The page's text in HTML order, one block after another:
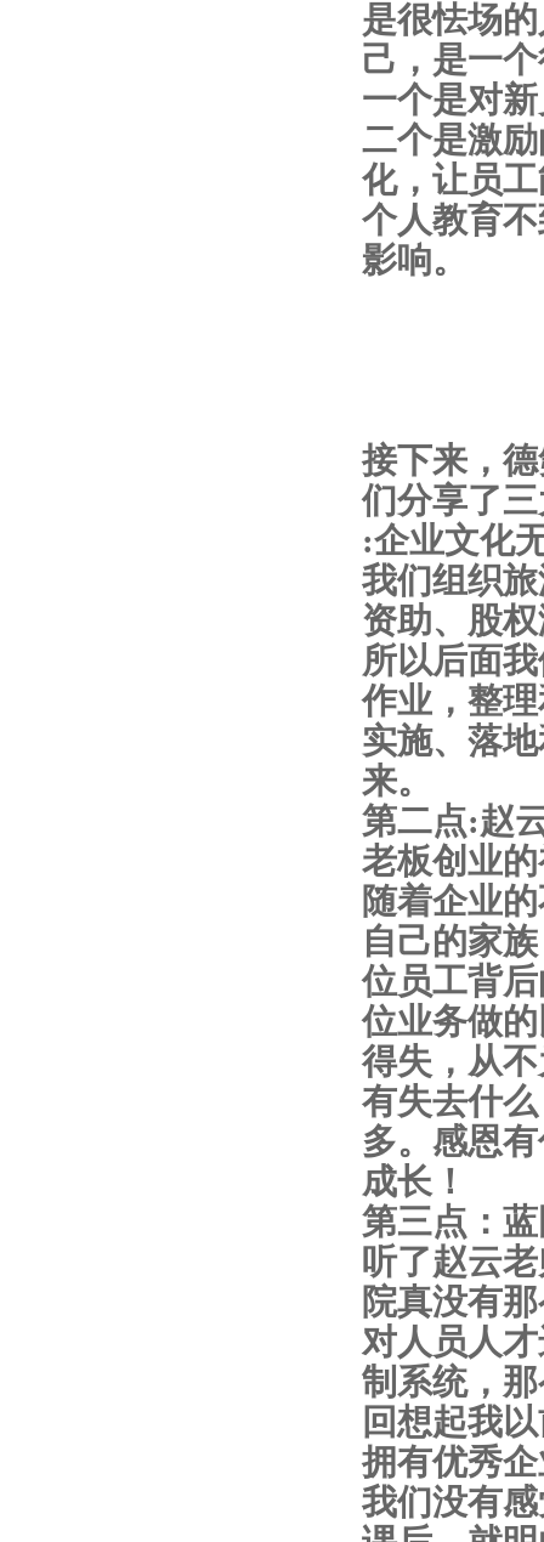
是很怯场
己，是一
一个是对
二个是激
化，让员
个人教育
影响。
接下来，
们分享了
:企业文化
我们组织
资助、股
所以后面
作业，整
实施、落
来。
第二点:赵
老板创业
随着企业
自己的家
位员工背
位业务做
得失，从
有失去什
多。感恩
成长！
第三点：
听了赵云
院真没有
对人员人
制系统，
回想起我
拥有优秀
我们没有